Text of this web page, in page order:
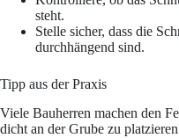
steht.
Stelle sicher, dass die
durchhängend sind.
Tipp aus der Praxis
Viele Bauherren machen den
dicht an der Grube zu